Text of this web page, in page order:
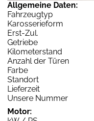
Allgemeine Daten:
Fahrzeugtyp
Karosserieform
Erst-Zul.
Getriebe
Kilometerstand
Anzahl der Türen
Farbe
Standort
Lieferzeit
Unsere Nummer
Motor: